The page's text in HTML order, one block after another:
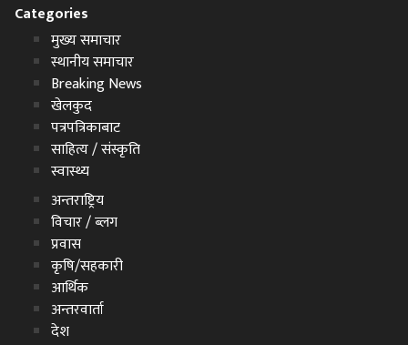
Categories
मुख्य समाचार
स्थानीय समाचार
Breaking News
खेलकुद
पत्रपत्रिकाबाट
साहित्य / संस्कृति
स्वास्थ्य
अन्तराष्ट्रिय
विचार / ब्लग
प्रवास
कृषि/सहकारी
आर्थिक
अन्तरवार्ता
देश